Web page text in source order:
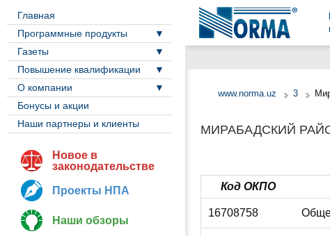
Главная
Программные продукты
Газеты
Повышение квалификации
О компании
Бонусы и акции
Наши партнеры и клиенты
Новое в
законодательстве
Проекты НПА
Наши обзоры
www.norma.uz 3
МИРАБАДСКИЙ
Код ОКПО
16708758